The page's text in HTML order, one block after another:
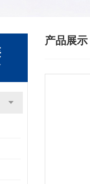
产品展示